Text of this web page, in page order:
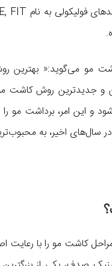
مو می‌گوید:« بهترین
سال‌های اخیر، به
کاشت مو را با رعایت